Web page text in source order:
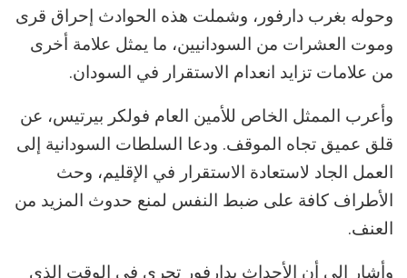
وحوله بغرب دارفور، وشملت هذه الحوادث إحراق قرى
وموت العشرات من السودانيين، ما يمثل علامة أخرى
من علامات تزايد انعدام الاستقرار في السودان.
وأعرب الممثل الخاص للأمين العام فولكر بيرتيس، عن
قلق عميق تجاه الموقف. ودعا السلطات السودانية إلى
العمل الجاد لاستعادة الاستقرار في الإقليم، وحث
الأطراف كافة على ضبط النفس لمنع حدوث المزيد من
العنف.
وأشار إلى أن الأحداث بدارفور تجري في الوقت الذي